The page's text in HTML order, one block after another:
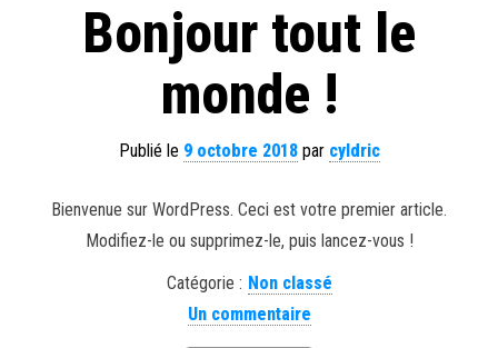
Bonjour tout le
monde !
Publié le 9 octobre 2018par cyldric
Bienvenue sur WordPress. Ceci est votre premier article.
Modifiez-le ou supprimez-le, puis lancez-vous !
Catégorie : Non classé
Un commentaire